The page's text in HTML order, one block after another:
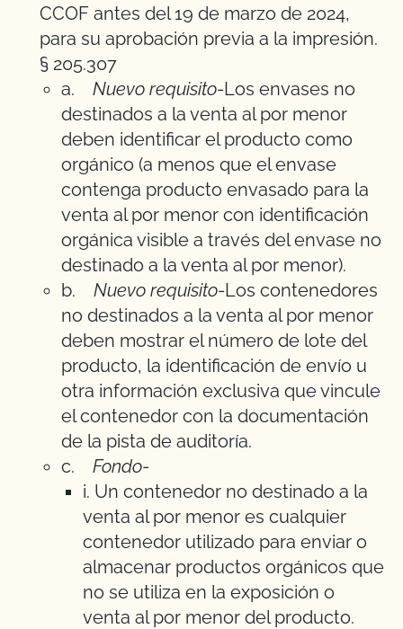
CCOF antes del 19 de marzo de 2024,
para su aprobación previa a la impresión.
§ 205.307
a.
Nuevo requisito-Los envases no
destinados a la venta al por menor
deben identificar el producto como
orgánico (a menos que el envase
contenga producto envasado para la
venta al por menor con identificación
orgánica visible a través del envase no
destinado a la venta al por menor).
b.
Nuevo requisito-Los contenedores
no destinados a la venta al por menor
deben mostrar el número de lote del
producto, la identificación de envío u
otra información exclusiva que vincule
el contenedor con la documentación
de la pista de auditoría.
c.
Fondo-
i. Un contenedor no destinado a la
venta al por menor es cualquier
contenedor utilizado para enviar o
almacenar productos orgánicos que
no se utiliza en la exposición o
venta al por menor del producto.